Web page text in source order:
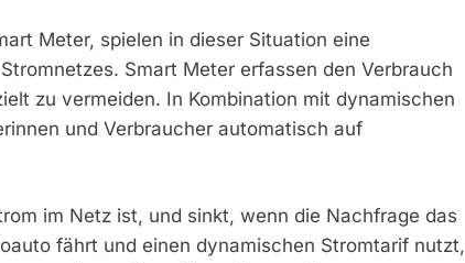
Meter, spielen in dieser Situation eine
Smart Meter erfassen den Verbrauch
zu vermeiden. In Kombination mit dynamischen
und Verbraucher automatisch auf
im Netz ist, und sinkt, wenn die Nachfrage das
fährt und einen dynamischen Stromtarif nutzt,